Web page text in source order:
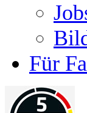
Für